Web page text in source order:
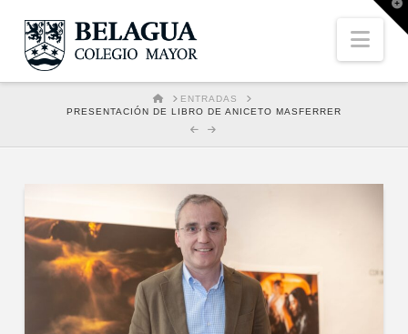
HOMEENTRADAS
PRESENTACIÓN DE LIBRO DE ANICETO MASFERRER